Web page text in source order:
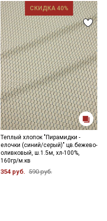
СКИДКА 40%
Теплый хлопок "Пирамидки -
елочки (синий/серый)" цв.бежево-
оливковый, ш.1.5м, хл-100%,
160гр/м.кв
354 руб. 590 руб.